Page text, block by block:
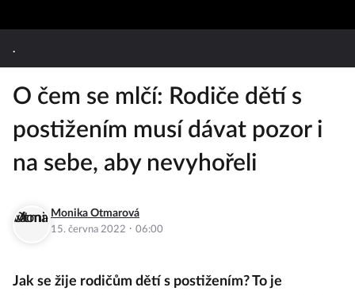
.
O čem se mlčí: Rodiče dětí s
postižením musí dávat pozor i
na sebe, aby nevyhořeli
Monika Otmarová
15. června 2022 · 06:00
Jak se žije rodičům dětí s postižením? To je